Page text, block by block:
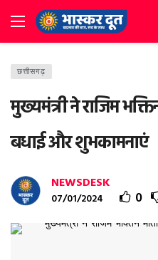
छत्तीसगढ़
मुख्यमंत्री ने राजिम
बधाई और शुभकामनाएं
NEWSDESK
07/01/2024 0